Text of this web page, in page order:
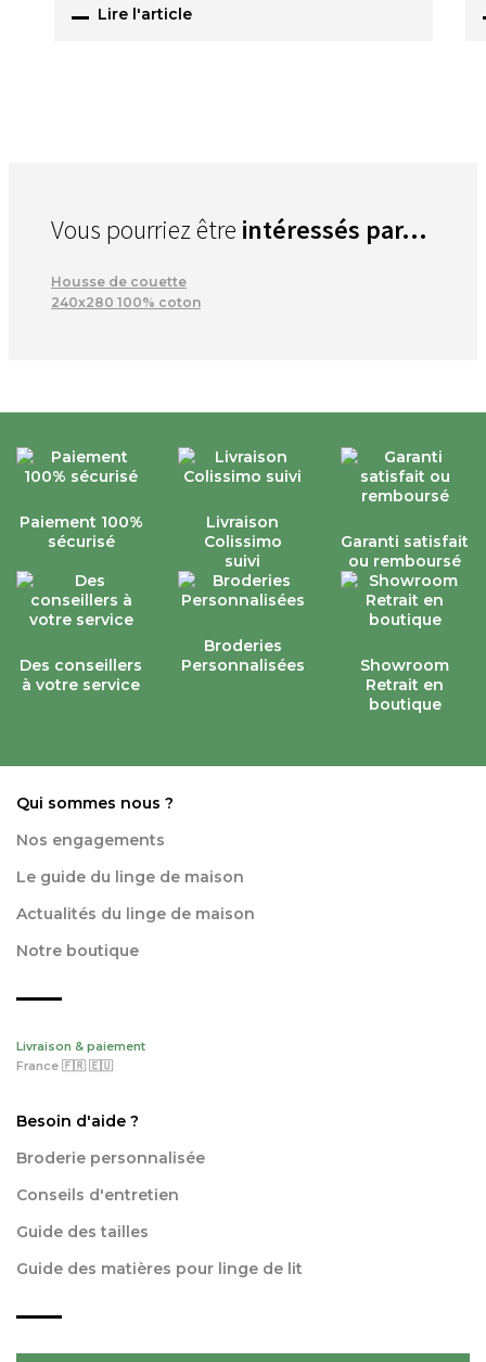
Lire l'article
Vous pourriez être intéressés par...
Housse de couette
240x280 100% coton
Paiement 100%
sécurisé
Livraison
Colissimo
suivi
Garanti satisfait
ou remboursé
Des conseillers
à votre service
Broderies
Personnalisées
Showroom
Retrait en
boutique
Qui sommes nous ?
Nos engagements
Le guide du linge de maison
Actualités du linge de maison
Notre boutique
Livraison & paiement
France 🇫🇷 🇪🇺
Besoin d'aide ?
Broderie personnalisée
Conseils d'entretien
Guide des tailles
Guide des matières pour linge de lit